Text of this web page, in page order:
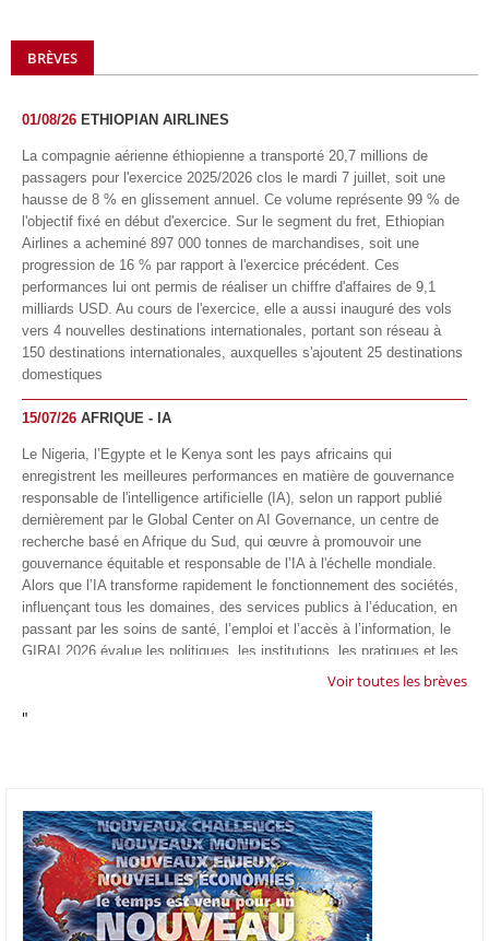
BRÈVES
01/08/26 ETHIOPIAN AIRLINES
La compagnie aérienne éthiopienne a transporté 20,7 millions de
passagers pour l'exercice 2025/2026 clos le mardi 7 juillet, soit une
hausse de 8 % en glissement annuel. Ce volume représente 99 % de
l'objectif fixé en début d'exercice. Sur le segment du fret, Ethiopian
Airlines a acheminé 897 000 tonnes de marchandises, soit une
progression de 16 % par rapport à l'exercice précédent. Ces
performances lui ont permis de réaliser un chiffre d'affaires de 9,1
milliards USD. Au cours de l'exercice, elle a aussi inauguré des vols
vers 4 nouvelles destinations internationales, portant son réseau à
150 destinations internationales, auxquelles s'ajoutent 25 destinations
domestiques
15/07/26 AFRIQUE - IA
Le Nigeria, l’Egypte et le Kenya sont les pays africains qui
enregistrent les meilleures performances en matière de gouvernance
responsable de l'intelligence artificielle (IA), selon un rapport publié
dernièrement par le Global Center on AI Governance, un centre de
recherche basé en Afrique du Sud, qui œuvre à promouvoir une
gouvernance équitable et responsable de l’IA à l'échelle mondiale.
Alors que l’IA transforme rapidement le fonctionnement des sociétés,
influençant tous les domaines, des services publics à l’éducation, en
passant par les soins de santé, l’emploi et l’accès à l’information, le
GIRAI 2026 évalue les politiques, les institutions, les pratiques et les
conditions générales de gouvernance qui favorisent un déploiement
technologie.
appliquée d'Afrique à À Accra, au Ghana. L'annonce a été faite
mercredi 1er juillet lors du premier Google Cloud Summit du groupe
américain, qui a également indiqué avoir dépassé son objectif
d'investir un milliard de dollars sur le continent en cinq ans. Baptisée
Google Africa Applied AI Lab, la structure sera hébergée à l'AI
Community Centre d'Accra. Elle associera des fondateurs de start-up
Voir toutes les brèves
"